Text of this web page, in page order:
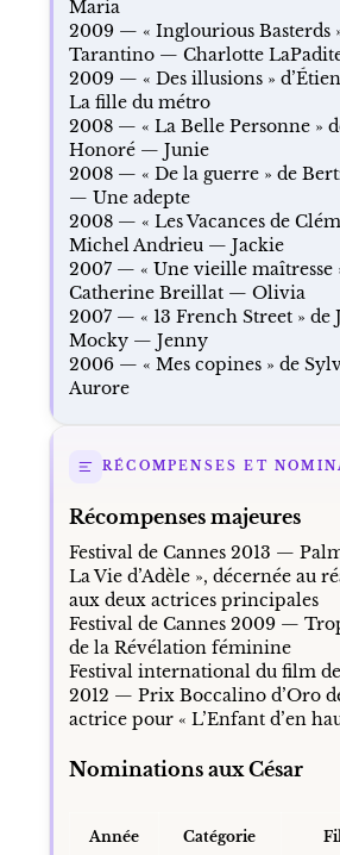
Maria
2009 — « Inglourious Basterds
Tarantino — Charlotte
2009 — « Des illusions »
La fille du métro
2008 — « La Belle Personne »
Honoré — Junie
2008 — « De la guerre » de
— Une adepte
2008 — « Les Vacances de
Michel Andrieu — Jackie
2007 — « Une vieille maîtresse
Catherine Breillat — Olivia
2007 — « 13 French Street » de
Mocky — Jenny
2006 — « Mes copines » de
Aurore
RÉCOMPENSES ET
Récompenses majeures
Festival de Cannes 2013 —
La Vie d’Adèle », décernée au
aux deux actrices principales
Festival de Cannes 2009 —
de la Révélation féminine
Festival international du film
2012 — Prix Boccalino d’Oro
actrice pour « L’Enfant d’en
Nominations aux César
Année Catégorie